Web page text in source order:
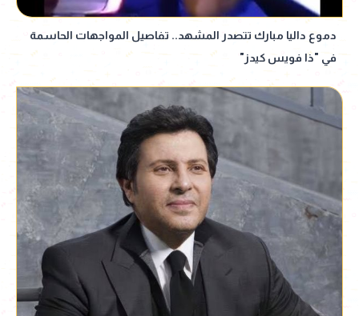
دموع داليا مبارك تتصدر المشهد.. تفاصيل المواجهات الحاسمة
في "ذا فويس كيدز"